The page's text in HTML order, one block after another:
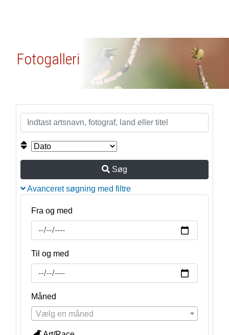
Fotogalleri
Søg
Avanceret søgning med filtre
Fra og med
Til og med
Måned
Vælg en måned